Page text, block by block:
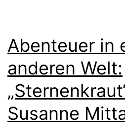
Abenteuer in
anderen Welt:
Susanne